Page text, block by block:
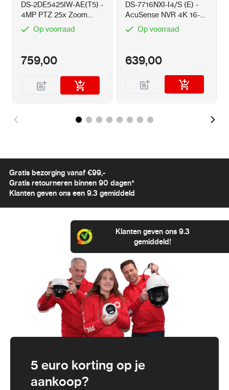
DS-2DE5425IW-AE(T5) -
4MP PTZ 25x Zoom
150m IR AcuSense
Op voorraad
759,00
DS-7716NXI-I4/S (E) -
AcuSense NVR 4K 16-
kanaals recorder
Op voorraad
639,00
Gratis bezorging vanaf €99,-
Gratis retourneren binnen 90 dagen*
Klanten geven ons een 9.3 gemiddeld
5 euro korting op je
aankoop?
Klanten geven ons 9.3
gemiddeld!